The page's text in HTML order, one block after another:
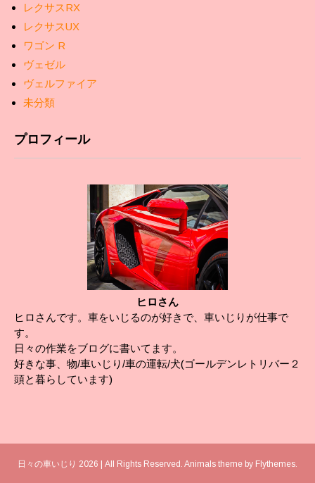
レクサスRX
レクサスUX
ワゴン R
ヴェゼル
ヴェルファイア
未分類
プロフィール
ヒロさん
ヒロさんです。車をいじるのが好きで、車いじりが仕事で
す。
日々の作業をブログに書いてます。
好きな事、物/車いじり/車の運転/犬(ゴールデンレトリバー２
頭と暮らしています)
日々の車いじり 2026 | All Rights Reserved. Animals theme by Flythemes.